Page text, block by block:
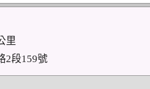
里
2段159號